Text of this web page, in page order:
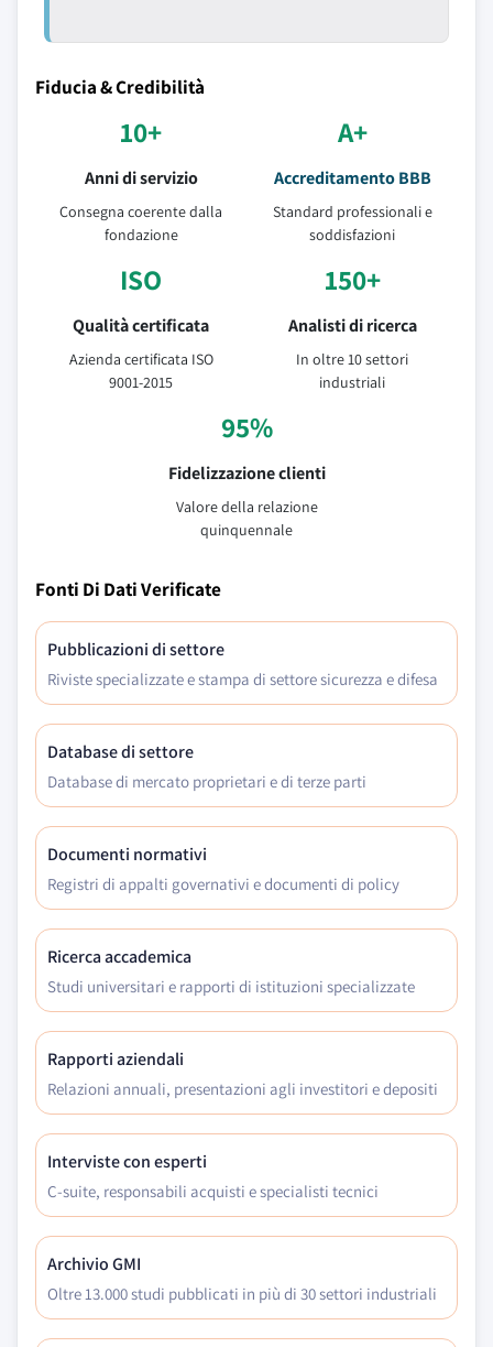
Fiducia & Credibilità
10+
Anni di servizio
Consegna coerente dalla
fondazione
A+
Accreditamento BBB
Standard professionali e
soddisfazioni
ISO
Qualità certificata
Azienda certificata ISO
9001-2015
150+
Analisti di ricerca
In oltre 10 settori
industriali
95%
Fidelizzazione clienti
Valore della relazione
quinquennale
Fonti Di Dati Verificate
Pubblicazioni di settore
Riviste specializzate e stampa di settore sicurezza e difesa
Database di settore
Database di mercato proprietari e di terze parti
Documenti normativi
Registri di appalti governativi e documenti di policy
Ricerca accademica
Studi universitari e rapporti di istituzioni specializzate
Rapporti aziendali
Relazioni annuali, presentazioni agli investitori e depositi
Interviste con esperti
C-suite, responsabili acquisti e specialisti tecnici
Archivio GMI
Oltre 13.000 studi pubblicati in più di 30 settori industriali